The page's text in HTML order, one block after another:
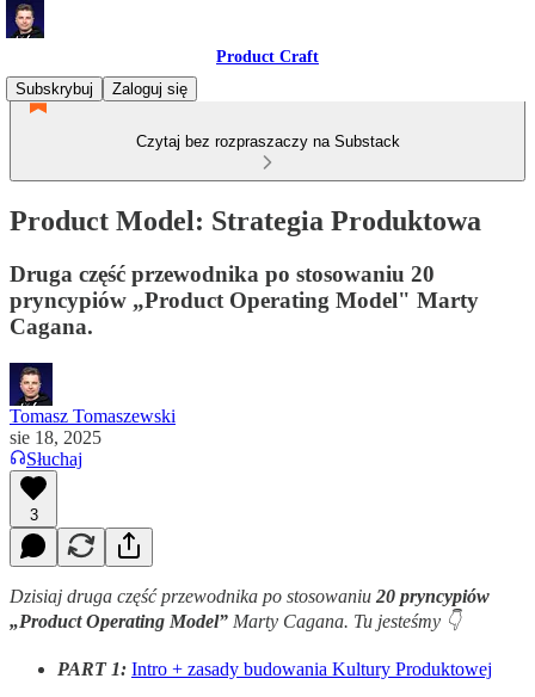
Product Craft
Subskrybuj
Zaloguj się
Czytaj bez rozpraszaczy na Substack
Product Model: Strategia Produktowa
Druga część przewodnika po stosowaniu 20
pryncypiów „Product Operating Model" Marty
Cagana.
Tomasz Tomaszewski
sie 18, 2025
Słuchaj
3
Dzisiaj druga część przewodnika po stosowaniu 20 pryncypiów
„Product Operating Model” Marty Cagana. Tu jesteśmy 👇
PART 1: Intro + zasady budowania Kultury Produktowej